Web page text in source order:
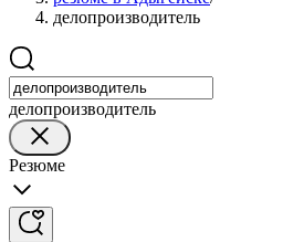
делопроизводитель
делопроизводитель
Резюме